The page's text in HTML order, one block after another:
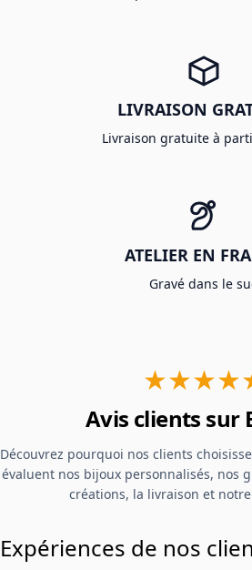
LIVRAISON
Livraison gratuite à
ATELIER EN
Gravé dans le
Avis clients sur
Découvrez pourquoi nos clients
évaluent nos bijoux personnalisés, nos
créations, la livraison et
Expériences de nos